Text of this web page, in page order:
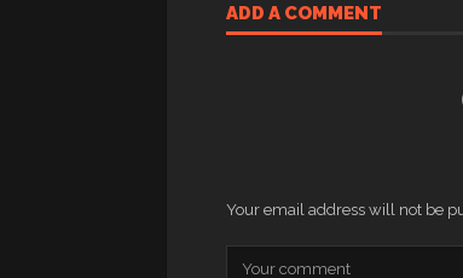
ADD A COMMENT
Your email address will not be